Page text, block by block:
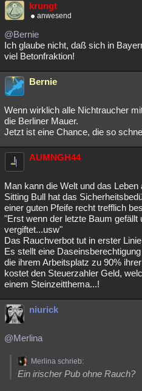
krungt
anwesend
@Bernie
Ich glaube nicht, daß sich in
viel Betonfraktion!
Bernie
Wenn wirklich alle Nichtraucher
die Berliner Mauer.
Jetzt ist eine Chance, die so
AUMNGH44
Man kann die Welt und das Leben
Sitting Bull hat das
einer guten Pfeife recht trefflich
"Erst wenn der letzte Baum gefällt
vergiftet...usw"
Das Rauchverbot tut in erster
Es stellt eine
die ihrem Arbeitsplatz zu 90%
kostet den Steuerzahler Geld,
einem Steinzeitthema...!
niurick
@Merlina
Merlina schrieb:
Ein irischer Pub ohne Rauch?